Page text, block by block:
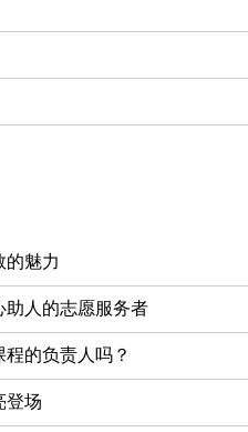
的魅力
助人的志愿服务者
的负责人吗？
登场